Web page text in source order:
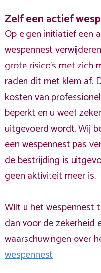
Zelf een actief
Op eigen initiatief een
wespennest
grote risico’s met zich
raden dit met klem af.
kosten van
beperkt en u weet
uitgevoerd wordt. Wij
een wespennest pas
de bestrijding is
geen aktiviteit meer is.
Wilt u het wespennest
dan voor de zekerheid
waarschuwingen over
wespennest